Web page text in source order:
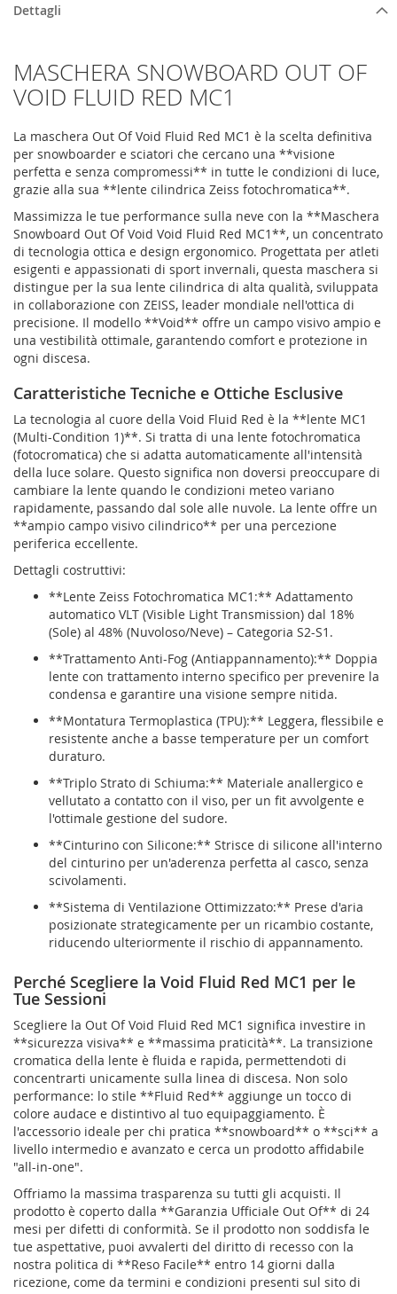
Dettagli
MASCHERA SNOWBOARD OUT OF
VOID FLUID RED MC1
La maschera Out Of Void Fluid Red MC1 è la scelta definitiva
per snowboarder e sciatori che cercano una **visione
perfetta e senza compromessi** in tutte le condizioni di luce,
grazie alla sua **lente cilindrica Zeiss fotochromatica**.
Massimizza le tue performance sulla neve con la **Maschera
Snowboard Out Of Void Void Fluid Red MC1**, un concentrato
di tecnologia ottica e design ergonomico. Progettata per atleti
esigenti e appassionati di sport invernali, questa maschera si
distingue per la sua lente cilindrica di alta qualità, sviluppata
in collaborazione con ZEISS, leader mondiale nell'ottica di
precisione. Il modello **Void** offre un campo visivo ampio e
una vestibilità ottimale, garantendo comfort e protezione in
ogni discesa.
Caratteristiche Tecniche e Ottiche Esclusive
La tecnologia al cuore della Void Fluid Red è la **lente MC1
(Multi-Condition 1)**. Si tratta di una lente fotochromatica
(fotocromatica) che si adatta automaticamente all'intensità
della luce solare. Questo significa non doversi preoccupare di
cambiare la lente quando le condizioni meteo variano
rapidamente, passando dal sole alle nuvole. La lente offre un
**ampio campo visivo cilindrico** per una percezione
periferica eccellente.
Dettagli costruttivi:
**Lente Zeiss Fotochromatica MC1:** Adattamento
automatico VLT (Visible Light Transmission) dal 18%
(Sole) al 48% (Nuvoloso/Neve) – Categoria S2-S1.
**Trattamento Anti-Fog (Antiappannamento):** Doppia
lente con trattamento interno specifico per prevenire la
condensa e garantire una visione sempre nitida.
**Montatura Termoplastica (TPU):** Leggera, flessibile e
resistente anche a basse temperature per un comfort
duraturo.
**Triplo Strato di Schiuma:** Materiale anallergico e
vellutato a contatto con il viso, per un fit avvolgente e
l'ottimale gestione del sudore.
**Cinturino con Silicone:** Strisce di silicone all'interno
del cinturino per un'aderenza perfetta al casco, senza
scivolamenti.
**Sistema di Ventilazione Ottimizzato:** Prese d'aria
posizionate strategicamente per un ricambio costante,
riducendo ulteriormente il rischio di appannamento.
Perché Scegliere la Void Fluid Red MC1 per le
Tue Sessioni
Scegliere la Out Of Void Fluid Red MC1 significa investire in
**sicurezza visiva** e **massima praticità**. La transizione
cromatica della lente è fluida e rapida, permettendoti di
concentrarti unicamente sulla linea di discesa. Non solo
performance: lo stile **Fluid Red** aggiunge un tocco di
colore audace e distintivo al tuo equipaggiamento. È
l'accessorio ideale per chi pratica **snowboard** o **sci** a
livello intermedio e avanzato e cerca un prodotto affidabile
"all-in-one".
Offriamo la massima trasparenza su tutti gli acquisti. Il
prodotto è coperto dalla **Garanzia Ufficiale Out Of** di 24
mesi per difetti di conformità. Se il prodotto non soddisfa le
tue aspettative, puoi avvalerti del diritto di recesso con la
nostra politica di **Reso Facile** entro 14 giorni dalla
ricezione, come da termini e condizioni presenti sul sito di